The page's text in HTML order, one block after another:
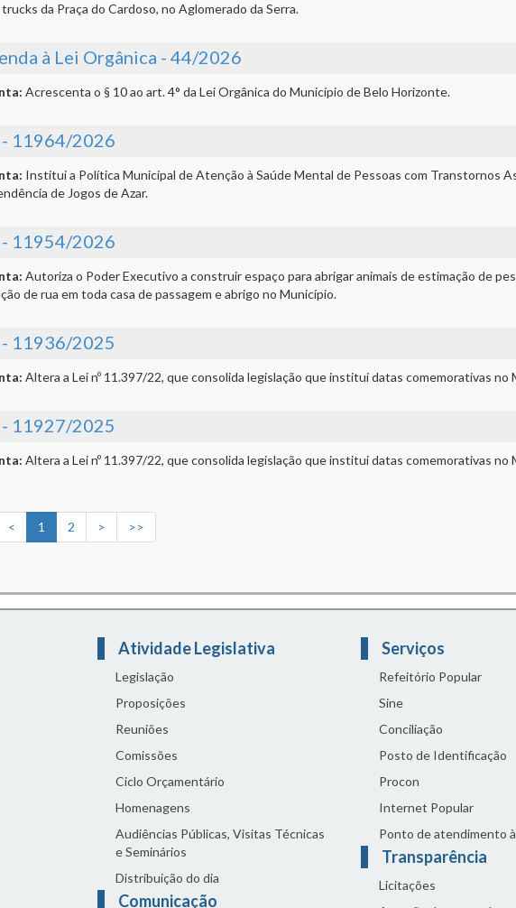
da Praça do Cardoso, no Aglomerado da Serra.
à Lei Orgânica - 44/2026
Acrescenta o § 10 ao art. 4° da Lei Orgânica do Município de Belo Horizonte.
- 11964/2026
Institui a Política Municipal de Atenção à Saúde Mental de Pessoas com Transtornos
de Jogos de Azar.
- 11954/2026
Autoriza o Poder Executivo a construir espaço para abrigar animais de estimação de
de rua em toda casa de passagem e abrigo no Município.
- 11936/2025
Altera a Lei nº 11.397/22, que consolida legislação que institui datas comemorativas no
- 11927/2025
Altera a Lei nº 11.397/22, que consolida legislação que institui datas comemorativas no
< 1 2 > >>
Atividade Legislativa
Legislação
Proposições
Reuniões
Comissões
Ciclo Orçamentário
Homenagens
Audiências Públicas, Visitas Técnicas
e Seminários
Distribuição do dia
Comunicação
Serviços
Refeitório Popular
Sine
Conciliação
Posto de Identificação
Procon
Internet Popular
Ponto de atendimento
Transparência
Licitações